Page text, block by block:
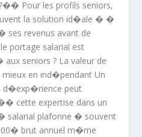
Pour les profils seniors,
la solution id�ale � �
ses revenus avant de
portage salarial est
seniors ? La valeur de
en ind�pendant Un
d�exp�rience peut
cette expertise dans un
salarial plafonne � souvent
brut annuel m�me